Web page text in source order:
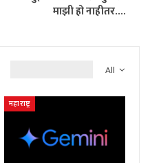
माझी हो नाहीतर….
All
महाराष्ट्र